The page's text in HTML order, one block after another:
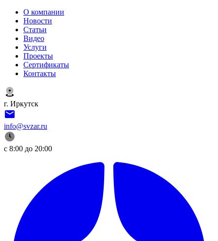
О компании
Новости
Статьи
Видео
Услуги
Проекты
Сертификаты
Контакты
г. Иркутск
info@svzar.ru
с 8:00 до 20:00